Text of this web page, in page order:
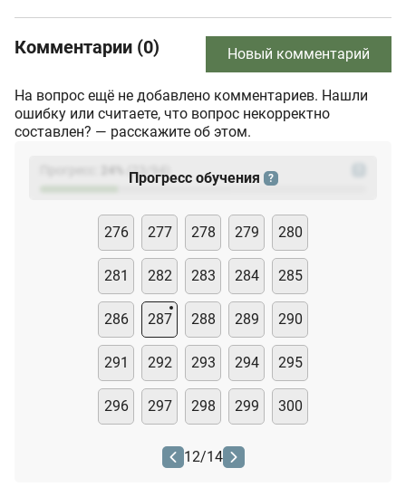
Комментарии (0) Новый комментарий
На вопрос ещё не добавлено комментариев. Нашли
ошибку или считаете, что вопрос некорректно
составлен? — расскажите об этом.
(23
Прогресс обучения ?
276 277 278 279 280
281 282 283 284 285
286 287 288 289 290
291 292 293 294 295
296 297 298 299 300
12/14